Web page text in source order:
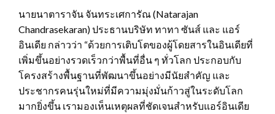
นายนาตาราจัน จันทระเศการัณ (Natarajan
Chandrasekaran‎) ประธานบริษัท ทาทา ซันส์ และ แอร์
อินเดีย กล่าวว่า “ด้วยการเติบโตของผู้โดยสารในอินเดียที่
เพิ่มขึ้นอย่างรวดเร็วกว่าพื้นที่อื่น ๆ ทั่วโลก ประกอบกับ
โครงสร้างพื้นฐานที่พัฒนาขึ้นอย่างมีนัยสำคัญ และ
ประชากรคนรุ่นใหม่ที่มีความมุ่งมั่นก้าวสู่ในระดับโลก
มากยิ่งขึ้น เรามองเห็นเหตุผลที่ชัดเจนสำหรับแอร์อินเดีย